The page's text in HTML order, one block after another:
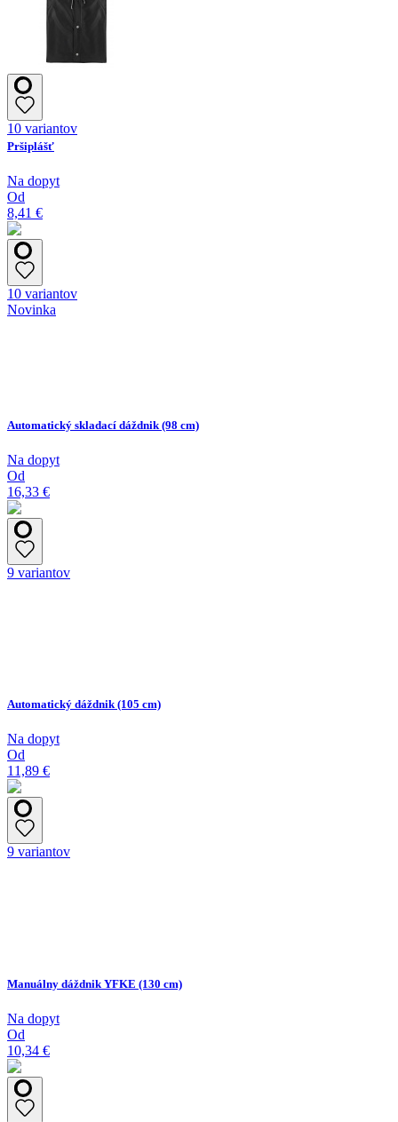
10 variantov
Pršiplášť
Na dopyt
Od
8,41 €
10 variantov
Novinka
Automatický skladací dáždnik (98 cm)
Na dopyt
Od
16,33 €
9 variantov
Automatický dáždnik (105 cm)
Na dopyt
Od
11,89 €
9 variantov
Manuálny dáždnik YFKE (130 cm)
Na dopyt
Od
10,34 €